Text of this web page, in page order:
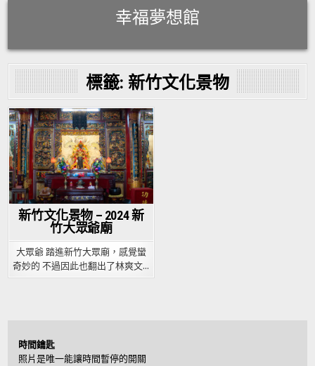
幸福夢想館
標籤: 新竹文化景物
Posted
in
新竹文化景物 – 2024 新
竹大眾爺廟
大眾爺 踏進新竹大眾廟，感覺蠻
奇妙的 不過因此也翻出了林爽文…
時間鑰匙
照片是唯一能讓時間暫停的開關